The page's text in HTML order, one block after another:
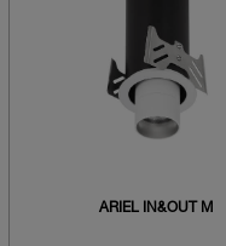
ARIEL IN&OUT M